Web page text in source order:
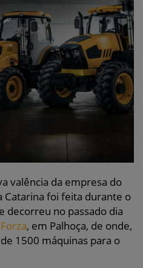
valência da empresa do
Catarina foi feita durante o
decorreu no passado dia
Forza, em Palhoça, de onde,
1500 máquinas para o